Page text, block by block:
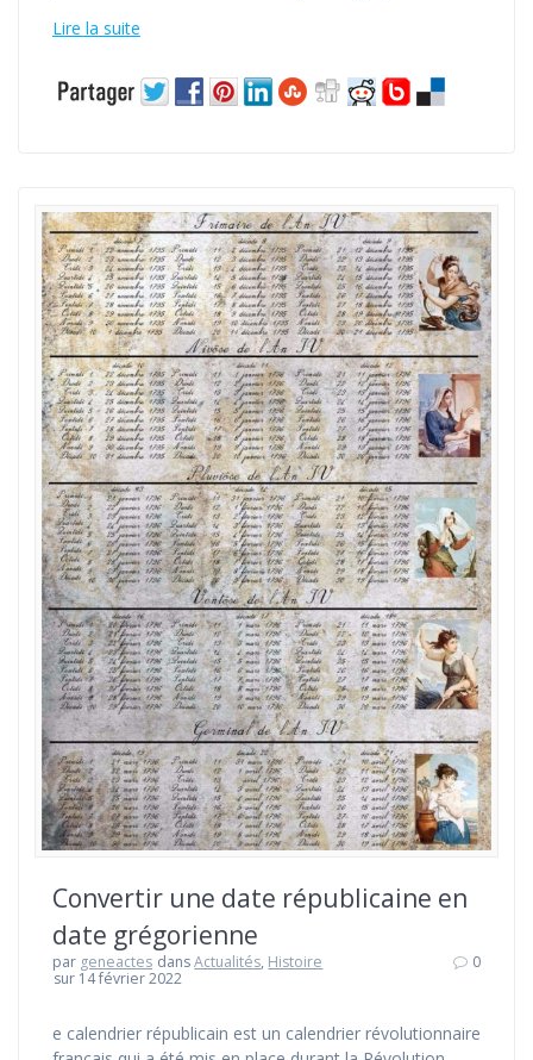
Lire la suite
Convertir une date républicaine en
date grégorienne
par geneactes dansActualités, Histoire
sur 14 février 2022
0
e calendrier républicain est un calendrier révolutionnaire